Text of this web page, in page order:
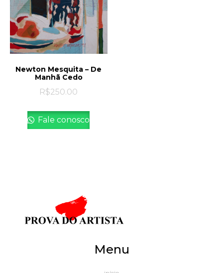
Newton Mesquita – De
Manhã Cedo
R$250.00
Fale conosco
Menu